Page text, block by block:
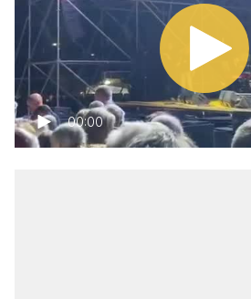
00:00